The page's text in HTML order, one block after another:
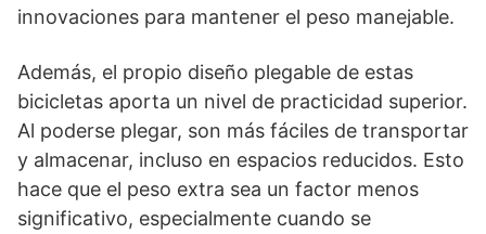
innovaciones para mantener el peso manejable.
Además, el propio diseño plegable de estas
bicicletas aporta un nivel de practicidad superior.
Al poderse plegar, son más fáciles de transportar
y almacenar, incluso en espacios reducidos. Esto
hace que el peso extra sea un factor menos
significativo, especialmente cuando se